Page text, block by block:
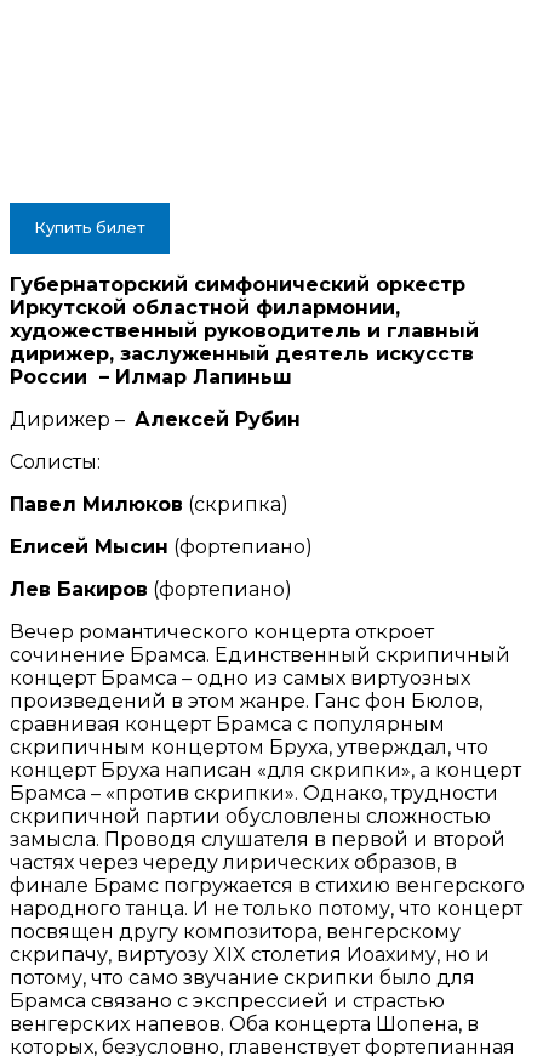
Купить билет
Губернаторский симфонический оркестр
Иркутской областной филармонии,
художественный руководитель и главный
дирижер, заслуженный деятель искусств
России – Илмар Лапиньш
Дирижер – Алексей Рубин
Солисты:
Павел Милюков (скрипка)
Елисей Мысин (фортепиано)
Лев Бакиров (фортепиано)
Вечер романтического концерта откроет
сочинение Брамса. Единственный скрипичный
концерт Брамса – одно из самых виртуозных
произведений в этом жанре. Ганс фон Бюлов,
сравнивая концерт Брамса с популярным
скрипичным концертом Бруха, утверждал, что
концерт Бруха написан «для скрипки», а концерт
Брамса – «против скрипки». Однако, трудности
скрипичной партии обусловлены сложностью
замысла. Проводя слушателя в первой и второй
частях через череду лирических образов, в
финале Брамс погружается в стихию венгерского
народного танца. И не только потому, что концерт
посвящен другу композитора, венгерскому
скрипачу, виртуозу XIX столетия Иоахиму, но и
потому, что само звучание скрипки было для
Брамса связано с экспрессией и страстью
венгерских напевов. Оба концерта Шопена, в
которых, безусловно, главенствуетфортепианная